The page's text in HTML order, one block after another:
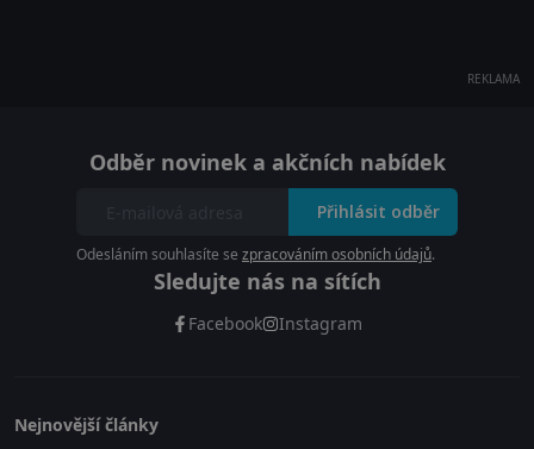
REKLAMA
Odběr novinek a akčních nabídek
Přihlásit odběr
Odesláním souhlasíte se zpracováním osobních údajů.
Sledujte nás na sítích
Facebook Instagram
Nejnovější články